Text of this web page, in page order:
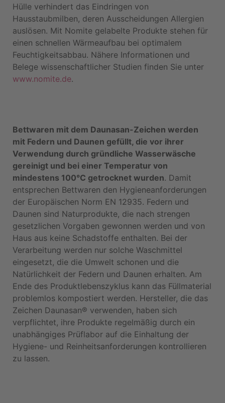
Hülle verhindert das Eindringen von
Hausstaubmilben, deren Ausscheidungen Allergien
auslösen. Mit Nomite gelabelte Produkte stehen für
einen schnellen Wärmeaufbau bei optimalem
Feuchtigkeitsabbau. Nähere Informationen und
Belege wissenschaftlicher Studien finden Sie unter
www.nomite.de.
Bettwaren mit dem Daunasan-Zeichen werden
mit Federn und Daunen gefüllt, die vor ihrer
Verwendung durch gründliche Wasserwäsche
gereinigt und bei einer Temperatur von
mindestens 100°C getrocknet wurden. Damit
entsprechen Bettwaren den Hygieneanforderungen
der Europäischen Norm EN 12935. Federn und
Daunen sind Naturprodukte, die nach strengen
gesetzlichen Vorgaben gewonnen werden und von
Haus aus keine Schadstoffe enthalten. Bei der
Verarbeitung werden nur solche Waschmittel
eingesetzt, die die Umwelt schonen und die
Natürlichkeit der Federn und Daunen erhalten. Am
Ende des Produktlebenszyklus kann das Füllmaterial
problemlos kompostiert werden. Hersteller, die das
Zeichen Daunasan® verwenden, haben sich
verpflichtet, ihre Produkte regelmäßig durch ein
unabhängiges Prüflabor auf die Einhaltung der
Hygiene- und Reinheitsanforderungen kontrollieren
zu lassen.